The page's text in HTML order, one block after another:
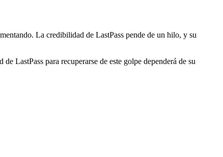
La credibilidad de LastPass pende de un hilo, y su
LastPass para recuperarse de este golpe dependerá de su